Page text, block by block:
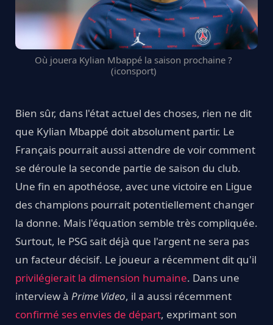
Où jouera Kylian Mbappé la saison prochaine ?
(iconsport)
Bien sûr, dans l'état actuel des choses, rien ne dit
que Kylian Mbappé doit absolument partir. Le
Français pourrait aussi attendre de voir comment
se déroule la seconde partie de saison du club.
Une fin en apothéose, avec une victoire en Ligue
des champions pourrait potentiellement changer
la donne. Mais l'équation semble très compliquée.
Surtout, le PSG sait déjà que l'argent ne sera pas
un facteur décisif. Le joueur a récemment dit qu'il
privilégierait la dimension humaine. Dans une
interview à Prime Video, il a aussi récemment
confirmé ses envies de départ, exprimant son